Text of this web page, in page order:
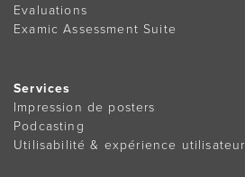
Evaluations
Examic Assessment Suite
Services
Impression de posters
Podcasting
Utilisabilité & expérience utilisateur